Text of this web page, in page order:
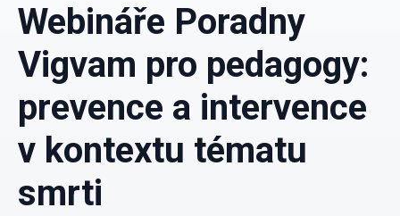
Webináře Poradny
Vigvam pro pedagogy:
prevence a intervence
v kontextu tématu
smrti